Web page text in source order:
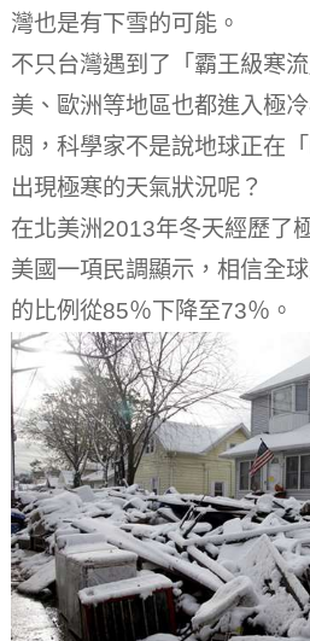
灣也是有下雪的可能。
不只台灣遇到了「霸王級寒
美、歐洲等地區也都進入極
悶，科學家不是說地球正在
出現極寒的天氣狀況呢？
在北美洲2013年冬天經歷了
美國一項民調顯示，相信全
的比例從85％下降至73％。